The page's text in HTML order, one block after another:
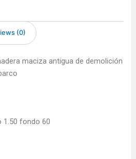
(0)
maciza antigua de demolición
1.50 fondo 60